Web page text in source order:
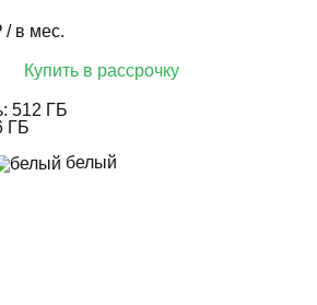
/ в мес.
Купить в рассрочку
512 ГБ
ГБ
белый